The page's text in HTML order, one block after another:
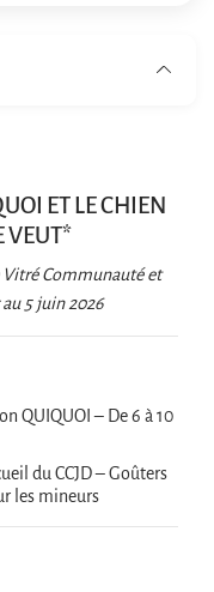
ET LE CHIEN
VEUT*
Vitré Communauté et
5 juin 2026
QUIQUOI – De 6 à 10
du CCJD – Goûters
les mineurs